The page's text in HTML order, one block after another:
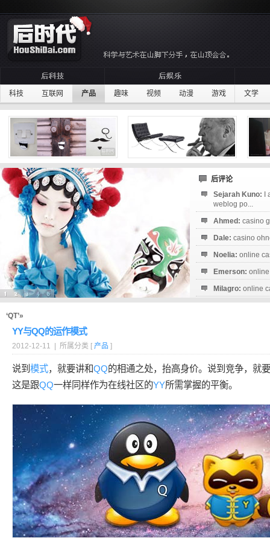
科技 互联网 产品 趣味 视频 动漫 游戏 文学
后评论
Sejarah Kuno:
weblog po...
Ahmed: casino
Dale: casino
Noelia: online
Emerson:
Milagro: online
‘QT’»
YY与QQ的运作模式
2012-12-11 | 所属分类 [ 产品 ]
说到 模式，就要讲和QQ的相通之处，抬高身价。说到竞争，就
这是跟QQ一样同样作为在线社区的YY所需掌握的平衡。